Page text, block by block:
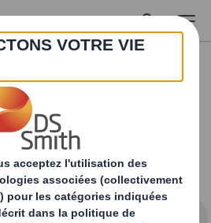
correspondant à votre